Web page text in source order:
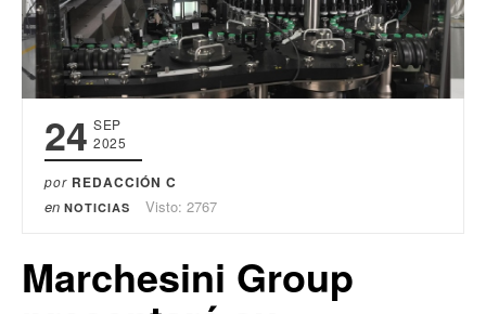
24 SEP
2025
por REDACCIÓN C
en NOTICIAS Visto: 2767
Marchesini Group